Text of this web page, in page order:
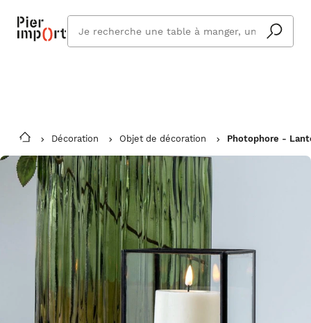
Vous êtes absent ? Pier Import s'adapte
et vous livre à votre retour.
En savoir plus
cherchez
vous ?
Décoration Objet de décoration Photophore -